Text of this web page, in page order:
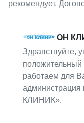
рекомендует.
ОН
Здравствуйте,
работаем для
администрация
КЛИНИК».